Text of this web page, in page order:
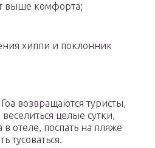
выше комфорта;
хиппи и поклонник
возвращаются туристы,
целые сутки,
отеле, поспать на пляже
тусоваться.